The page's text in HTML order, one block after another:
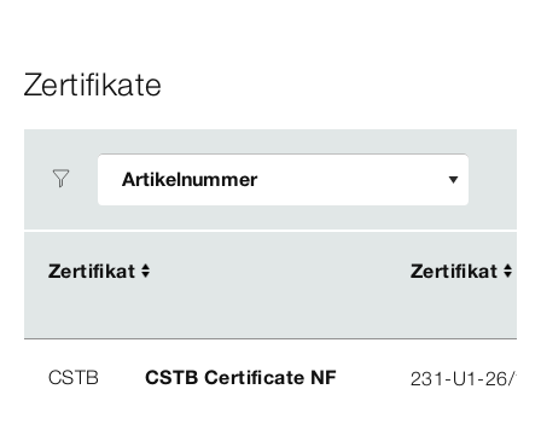
Zertifikate
Zertifikat Zertifikat
Zertifikat Zertifikat
CSTB CSTB Certificate NF 231-U1-26/1